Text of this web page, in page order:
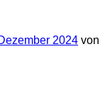
2024 von